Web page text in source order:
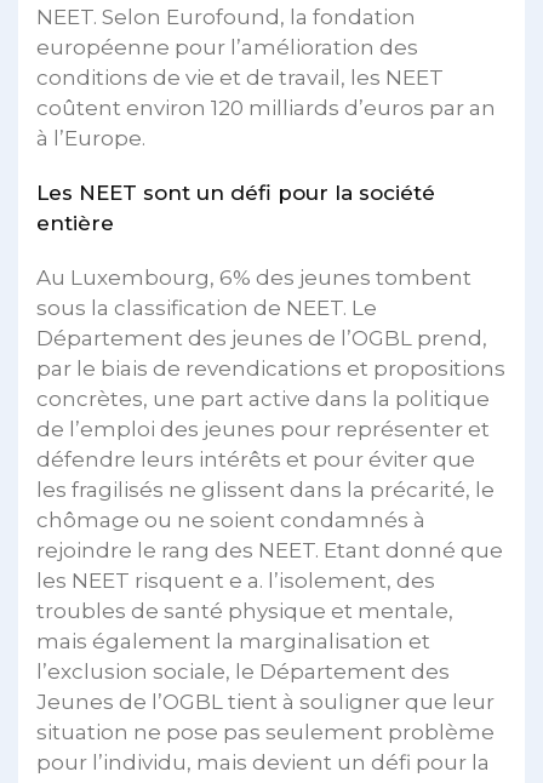
NEET. Selon Eurofound, la fondation
européenne pour l’amélioration des
conditions de vie et de travail, les NEET
coûtent environ 120 milliards d’euros par an
à l’Europe.
Les NEET sont un défi pour la société
entière
Au Luxembourg, 6% des jeunes tombent
sous la classification de NEET. Le
Département des jeunes de l’OGBL prend,
par le biais de revendications et propositions
concrètes, une part active dans la politique
de l’emploi des jeunes pour représenter et
défendre leurs intérêts et pour éviter que
les fragilisés ne glissent dans la précarité, le
chômage ou ne soient condamnés à
rejoindre le rang des NEET. Etant donné que
les NEET risquent e a. l’isolement, des
troubles de santé physique et mentale,
mais également la marginalisation et
l’exclusion sociale, le Département des
Jeunes de l’OGBL tient à souligner que leur
situation ne pose pas seulement problème
pour l’individu, mais devient un défi pour la